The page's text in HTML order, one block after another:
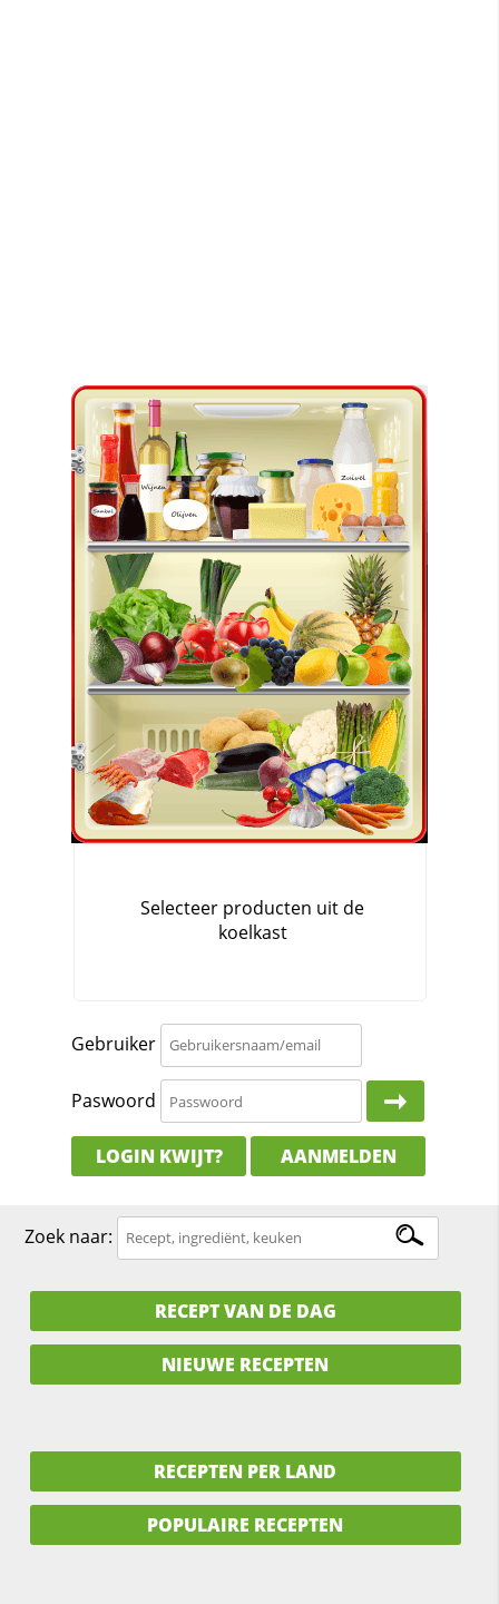
Gebruiker
Paswoord
LOGIN KWIJT? AANMELDEN
Zoek naar:
RECEPT VAN DE DAG
NIEUWE RECEPTEN
RECEPTEN PER LAND
POPULAIRE RECEPTEN